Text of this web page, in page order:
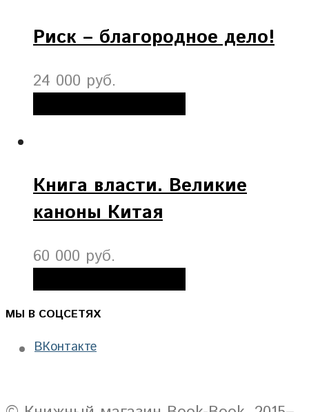
Риск – благородное дело!
24 000 руб.
Книга власти. Великие
каноны Китая
60 000 руб.
МЫ В СОЦСЕТЯХ
ВКонтакте